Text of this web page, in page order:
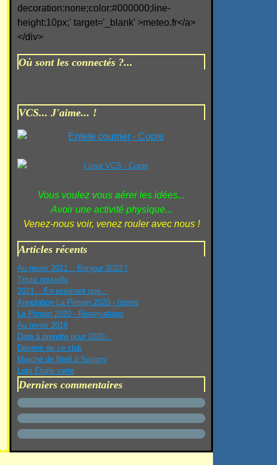
decoration:none;color:#000000;line-
height:10px;' target='_blank' >meteo.fr</a>
</div>
Où sont les connectés ?...
VCS... J'aime... !
Vous voulez vous aérer les idées...
Avoir une activité physique...
Venez-nous voir, venez rouler avec nous !
Articles récents
Au revoir 2021... Bonjour 2022 !
Triste nouvelle
2021... En espérant que...
Annulation La Pimpin 2020 - Izeste
La Pimpin 2020 - Réservations
Au revoir 2019
Date à prendre pour 2020...
Devenir de ce club
Marché de Noël à Sorigny
Loto Étoile verte
Derniers commentaires